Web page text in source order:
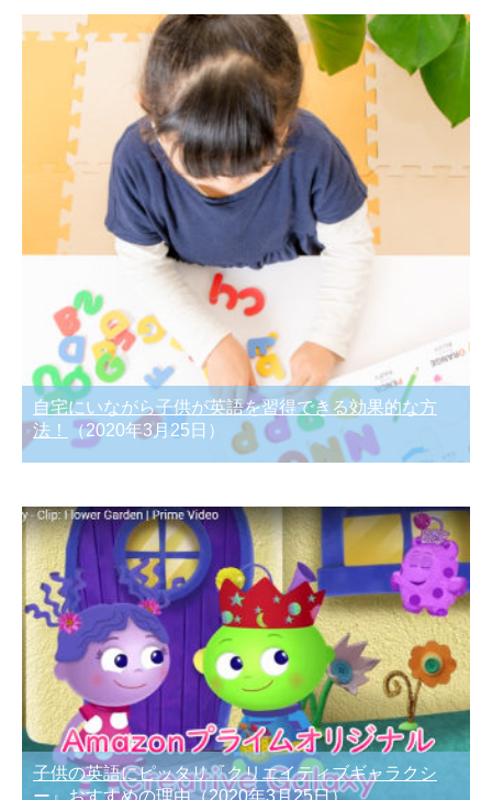
自宅にいながら子供が英語を習得できる効果的な方
法！
（2020年3月25日）
子供の英語にピッタリ『クリエイティブギャラクシ
ー』おすすめの理由（2020年3月25日）